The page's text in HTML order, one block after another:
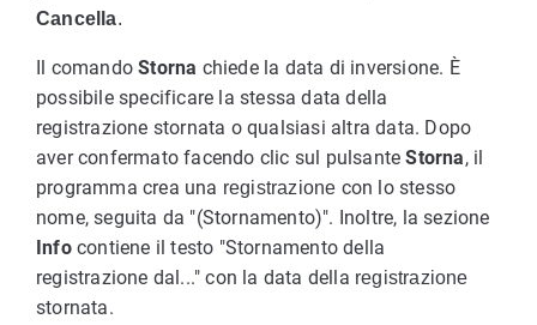
Cancella.
Il comandoStorna chiede la data di inversione. È
possibile specificare la stessa data della
registrazione stornata o qualsiasi altra data. Dopo
aver confermato facendo clic sul pulsanteStorna, il
programma crea una registrazione con lo stesso
nome, seguita da "(Stornamento)". Inoltre, la sezione
Infocontiene il testo "Stornamento della
registrazione dal..." con la data della registrazione
stornata.